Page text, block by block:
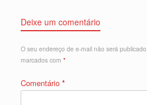
Deixe um comentário
O seu endereço de e-mail não será publicado.
marcados com *
Comentário *